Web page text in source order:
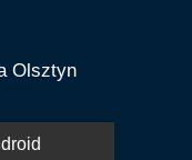
Olsztyn